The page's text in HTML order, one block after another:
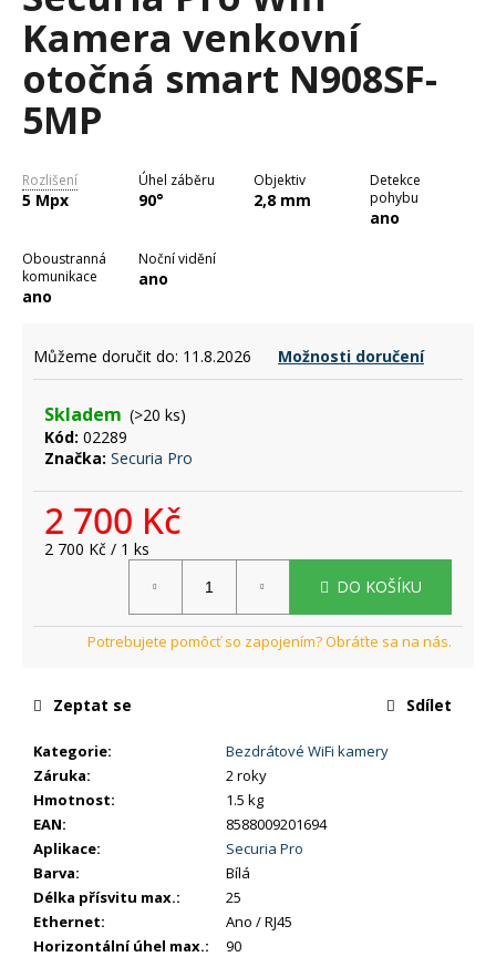
5,0
hvězdiček.
Kamera venkovní
otočná smart N908SF-
5MP
Rozlišení
5 Mpx
Úhel záběru
90°
Objektiv
2,8 mm
Detekce
pohybu
ano
Oboustranná
komunikace
ano
Noční vidění
ano
Můžeme doručit do: 11.8.2026 Možnosti doručení
Skladem (>20 ks)
Kód: 02289
Značka: Securia Pro
2 700 Kč
Měrná
2 700 Kč / 1 ks
DO KOŠÍKU
Kategorie:
Bezdrátové WiFi kamery
Záruka:
2 roky
Hmotnost:
1.5 kg
EAN:
8588009201694
Aplikace:
Securia Pro
Barva:
Bílá
Délka přísvitu max.:
25
Ethernet:
Ano / RJ45
Horizontální úhel max.:
90
Zeptat se Sdílet
a
j
í
t
?
HLEDAT
D
o
e